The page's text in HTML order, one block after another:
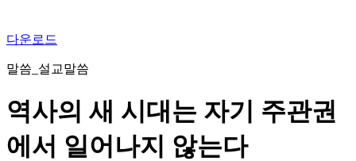
다운로드
말씀_설교말씀
역사의 새 시대는 자기 주관권
에서 일어나지 않는다